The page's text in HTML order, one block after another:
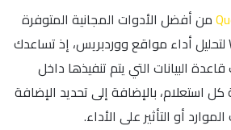
من أفضل الأدوات المجانية المتوفرة
داخل نظام WordPress لتحليل أداء مواقع ووردبريس، إذ تساعدك
البيانات التي يتم تنفيذها داخل
استعلام، بالإضافة إلى تحديد الإضافة
أو التأثير على الأداء.